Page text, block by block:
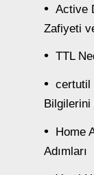
Active
Zafiyeti
TTL
certutil
Home
Adımları